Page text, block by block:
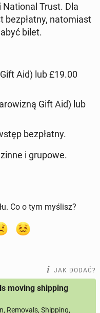
Na­tio­nal Trust. Dla
bez­płat­ny, na­to­miast
bilet.
Aid) lub £19.00
Gift Aid) lub
bez­płat­ny.
i grupowe.
Co o tym myślisz?
JAK DODAĆ?
moving shipping
Removals, Shipping,